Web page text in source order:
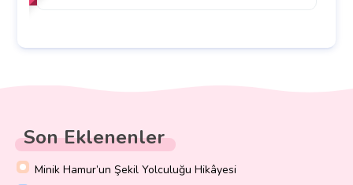
Son Eklenenler
Minik Hamur’un Şekil Yolculuğu Hikâyesi